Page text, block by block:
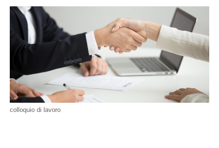
colloquio di lavoro